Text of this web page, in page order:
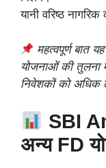
यानी वरिष्ठ नागरिक
महत्वपूर्ण बात
योजनाओं की तुलना
निवेशकों को अधिक
SBI
अन्य FD